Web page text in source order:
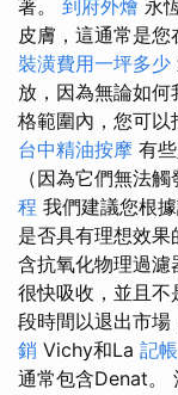
著。 到府外燴 永
皮膚，這通常是您
裝潢費用一坪多少
放，因為無論如
格範圍內，您可以
台中精油按摩 有
（因為它們無法
程 我們建議您根
是否具有理想效
含抗氧化物理過濾
很快吸收，並且
段時間以退出市場
銷 Vichy和La 記
通常包含Denat。